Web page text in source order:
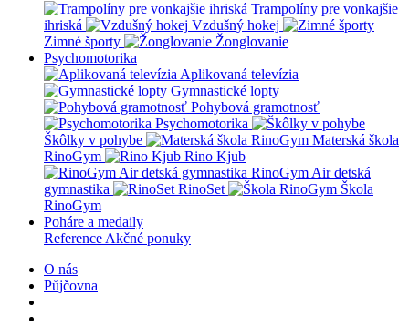
Trampolíny pre vonkajšie
ihriská
Vzdušný hokej
Zimné športy
Žonglovanie
Psychomotorika
Aplikovaná televízia
Gymnastické lopty
Pohybová gramotnosť
Psychomotorika
Škôlky v pohybe
Materská škola
RinoGym
Rino Kjub
RinoGym Air detská
gymnastika
RinoSet
Škola
RinoGym
Poháre a medaily
Reference Akčné ponuky
O nás
Půjčovna